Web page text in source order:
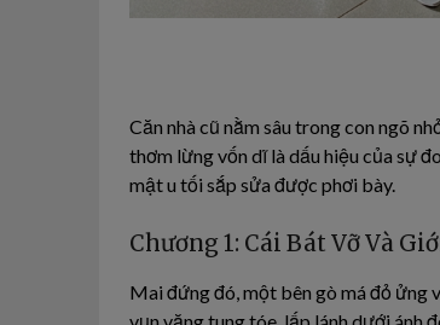
Căn nhà cũ nằm sâu trong con ngõ
thơm lừng vốn dĩ là dấu hiệu của sự
mật u tối sắp sửa được phơi bày.
Chương 1: Cái Bát Vỡ Và
Mai đứng đó, một bên gò má đỏ ửng